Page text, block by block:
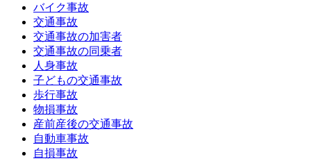
バイク事故
交通事故
交通事故の加害者
交通事故の同乗者
人身事故
子どもの交通事故
歩行事故
物損事故
産前産後の交通事故
自動車事故
自損事故